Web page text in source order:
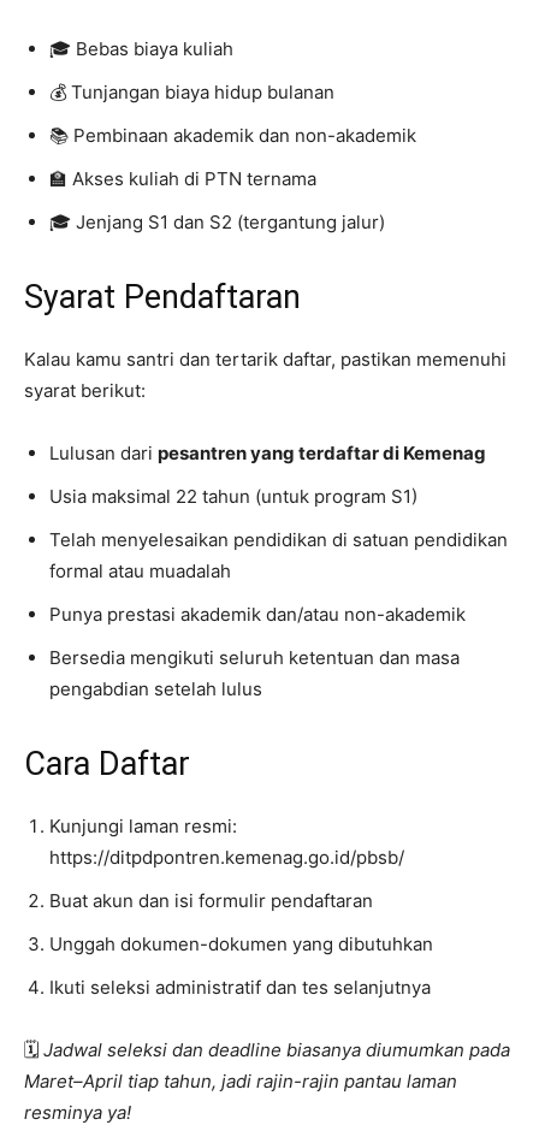
🎓 Bebas biaya kuliah
💰 Tunjangan biaya hidup bulanan
📚 Pembinaan akademik dan non-akademik
🏫 Akses kuliah di PTN ternama
🎓 Jenjang S1 dan S2 (tergantung jalur)
Syarat Pendaftaran
Kalau kamu santri dan tertarik daftar, pastikan memenuhi
syarat berikut:
Lulusan dari pesantren yang terdaftar di Kemenag
Usia maksimal 22 tahun (untuk program S1)
Telah menyelesaikan pendidikan di satuan pendidikan
formal atau muadalah
Punya prestasi akademik dan/atau non-akademik
Bersedia mengikuti seluruh ketentuan dan masa
pengabdian setelah lulus
Cara Daftar
Kunjungi laman resmi:
https://ditpdpontren.kemenag.go.id/pbsb/
Buat akun dan isi formulir pendaftaran
Unggah dokumen-dokumen yang dibutuhkan
Ikuti seleksi administratif dan tes selanjutnya
🗓️ Jadwal seleksi dan deadline biasanya diumumkan pada
Maret–April tiap tahun, jadi rajin-rajin pantau laman
resminya ya!